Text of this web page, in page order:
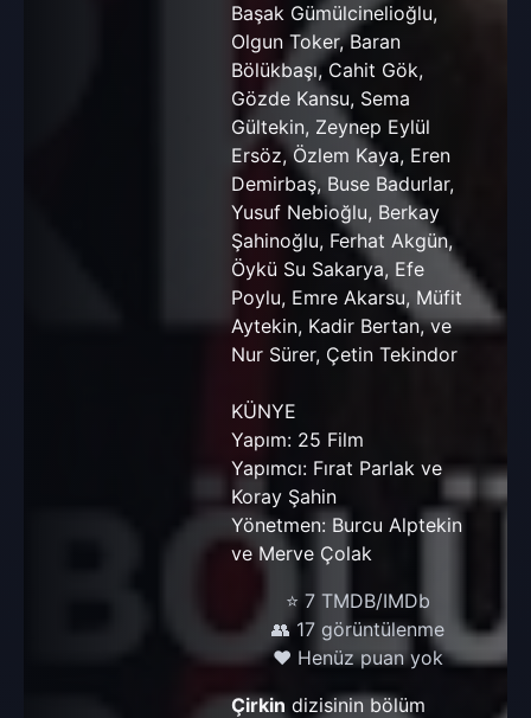
Başak Gümülcinelioğlu,
Olgun Toker, Baran
Bölükbaşı, Cahit Gök,
Gözde Kansu, Sema
Gültekin, Zeynep Eylül
Ersöz, Özlem Kaya, Eren
Demirbaş, Buse Badurlar,
Yusuf Nebioğlu, Berkay
Şahinoğlu, Ferhat Akgün,
Öykü Su Sakarya, Efe
Poylu, Emre Akarsu, Müfit
Aytekin, Kadir Bertan, ve
Nur Sürer, Çetin Tekindor
KÜNYE
Yapım: 25 Film
Yapımcı: Fırat Parlak ve
Koray Şahin
Yönetmen: Burcu Alptekin
ve Merve Çolak
⭐ 7 TMDB/IMDb
👥 17 görüntülenme
❤️ Henüz puan yok
Çirkin dizisinin bölüm